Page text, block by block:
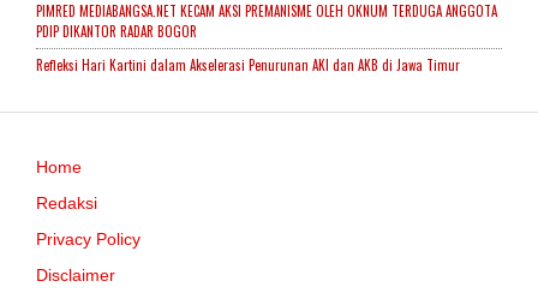
PIMRED MEDIABANGSA.NET KECAM AKSI PREMANISME OLEH OKNUM TERDUGA ANGGOTA
PDIP DIKANTOR RADAR BOGOR
Refleksi Hari Kartini dalam Akselerasi Penurunan AKI dan AKB di Jawa Timur
Home
Redaksi
Privacy Policy
Disclaimer